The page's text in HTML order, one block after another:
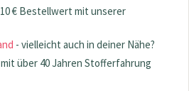
€ Bestellwert mit unserer
- vielleicht auch in deiner Nähe?
über 40 Jahren Stofferfahrung